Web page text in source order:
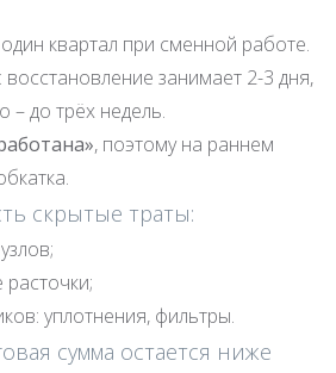
квартал при сменной работе.
занимает 2-3 дня,
– до трёх недель.
, поэтому на раннем
скрытые траты:
уплотнения, фильтры.
сумма остается ниже